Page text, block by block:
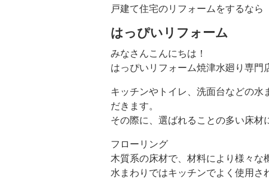
戸建て住宅のリフォームをするなら
はっぴいリフォーム
みなさんこんにちは！
はっぴいリフォーム焼津水廻り専
キッチンやトイレ、洗面台などの水
だきます。
その際に、選ばれることの多い床材
フローリング
木質系の床材で、材料により様々な
水まわりではキッチンでよく使用さ